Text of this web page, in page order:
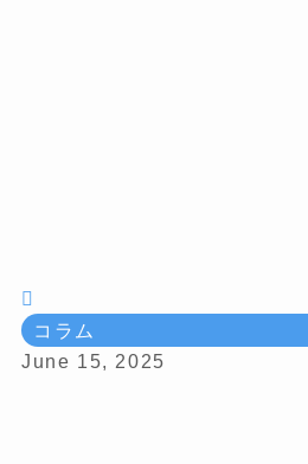
コラム
June 15, 2025